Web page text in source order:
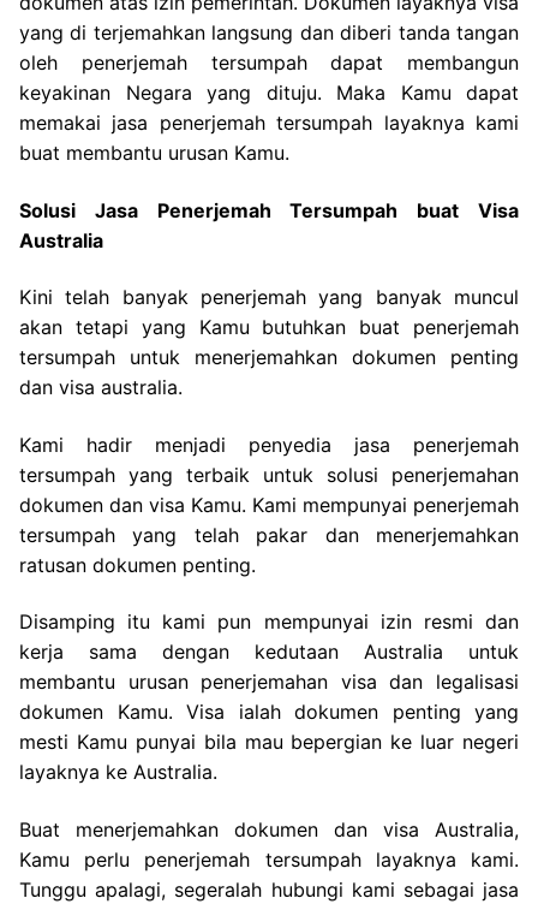
yang di terjemahkan langsung dan diberi tanda tangan
oleh penerjemah tersumpah dapat membangun
keyakinan Negara yang dituju. Maka Kamu dapat
memakai jasa penerjemah tersumpah layaknya kami
buat membantu urusan Kamu.
Solusi Jasa Penerjemah Tersumpah buat Visa
Australia
Kini telah banyak penerjemah yang banyak muncul
akan tetapi yang Kamu butuhkan buat penerjemah
tersumpah untuk menerjemahkan dokumen penting
dan visa australia.
Kami hadir menjadi penyedia jasa penerjemah
tersumpah yang terbaik untuk solusi penerjemahan
dokumen dan visa Kamu. Kami mempunyai penerjemah
tersumpah yang telah pakar dan menerjemahkan
ratusan dokumen penting.
Disamping itu kami pun mempunyai izin resmi dan
kerja sama dengan kedutaan Australia untuk
membantu urusan penerjemahan visa dan legalisasi
dokumen Kamu. Visa ialah dokumen penting yang
mesti Kamu punyai bila mau bepergian ke luar negeri
layaknya ke Australia.
Buat menerjemahkan dokumen dan visa Australia,
Kamu perlu penerjemah tersumpah layaknya kami.
Tunggu apalagi, segeralah hubungi kami sebagai jasa